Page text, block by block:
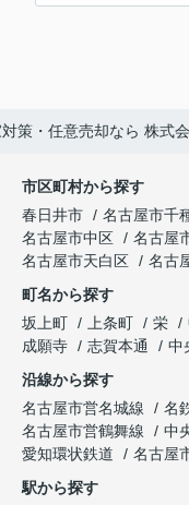
策・任意売却なら 株式
市区町村から探す
春日井市
名古屋市千
名古屋市中区
名古屋
名古屋市天白区
名古
町名から探す
坂上町
上条町 栄
成願寺
志賀本通
中
沿線から探す
名古屋市営名城線
名
名古屋市営鶴舞線
中
愛知環状鉄道
名古屋
駅から探す